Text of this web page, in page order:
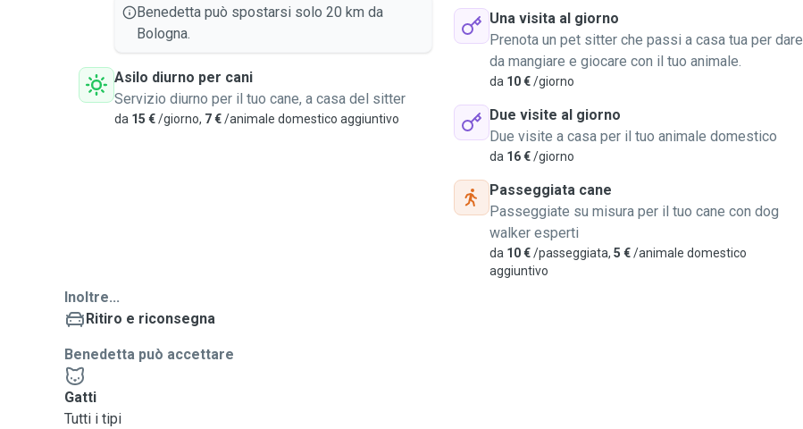
Benedetta può spostarsi solo 20 km da
Bologna.
Asilo diurno per cani
Servizio diurno per il tuo cane, a casa del sitter
da 15 €/giorno, 7 €/animale domestico aggiuntivo
Una visita al giorno
Prenota un pet sitter che passi a casa tua per dare
da mangiare e giocare con il tuo animale.
da 10 €/giorno
Due visite al giorno
Due visite a casa per il tuo animale domestico
da 16 €/giorno
Passeggiata cane
Passeggiate su misura per il tuo cane con dog
walker esperti
da 10 €/passeggiata, 5 €/animale domestico
aggiuntivo
Inoltre...
Ritiro e riconsegna
Benedetta può accettare
Gatti
Tutti i tipi